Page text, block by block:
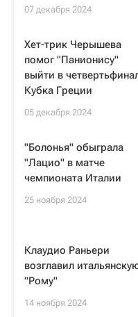
07 декабря 2024
Хет-трик Черышева
помог "Панионису"
выйти в
Кубка Греции
05 декабря 2024
"Болонья" обыграла
"Лацио" в матче
чемпионата Италии
25 ноября 2024
Клаудио Раньери
возглавил
"Рому"
14 ноября 2024